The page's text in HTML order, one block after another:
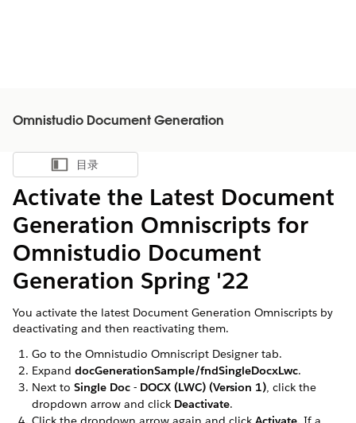
Omnistudio Document Generation
显示目录
目录
Activate the Latest Document
Generation Omniscripts for
Omnistudio Document
Generation Spring '22
You activate the latest Document Generation Omniscripts by
deactivating and then reactivating them.
Go to the Omnistudio Omniscript Designer tab.
Expand docGenerationSample/fndSingleDocxLwc.
Next to Single Doc - DOCX (LWC) (Version 1), click the
dropdown arrow and click Deactivate.